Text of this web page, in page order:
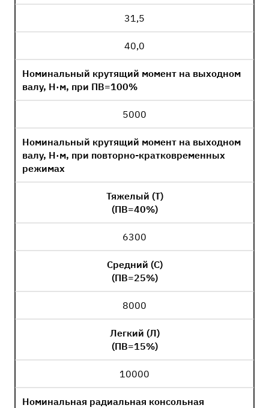
31,5
40,0
Номинальный крутящий момент на выходном
валу, Н·м, при ПВ=100%
5000
Номинальный крутящий момент на выходном
валу, Н·м, при повторно-кратковременных
режимах
Тяжелый (Т)
(ПВ=40%)
6300
Средний (С)
(ПВ=25%)
8000
Легкий (Л)
(ПВ=15%)
10000
Номинальная радиальная консольная